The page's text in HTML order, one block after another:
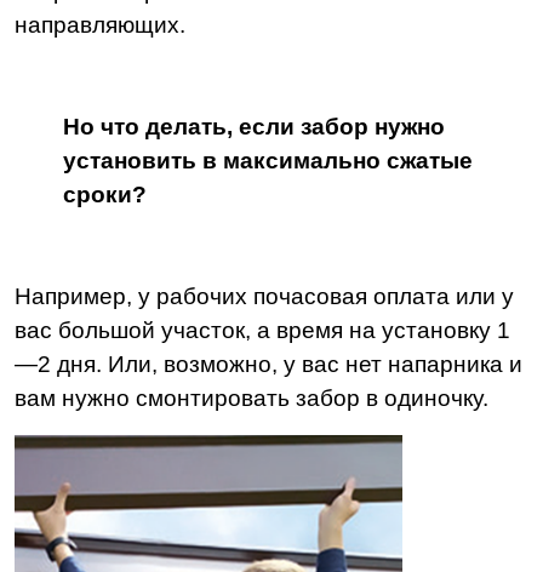
направляющих.
Но что делать, если забор нужно
установить в максимально сжатые
сроки?
Например, у рабочих почасовая оплата или у
вас большой участок, а время на установку 1
—2 дня. Или, возможно, у вас нет напарника и
вам нужно смонтировать забор в одиночку.